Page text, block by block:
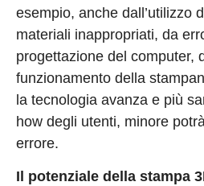
esempio, anche dall’utilizzo
materiali inappropriati, da
progettazione del computer,
funzionamento della
la tecnologia avanza e più
how degli utenti, minore
errore.
Il potenziale della stampa